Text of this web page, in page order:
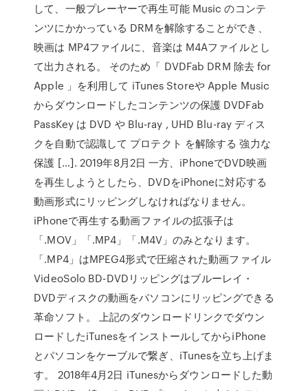
して、一般プレーヤーで再生可能 Music のコンテ
ンツにかかっている DRMを解除することができ、
映画は MP4ファイルに、音楽は M4Aファイルとし
て出力される。 そのため「 DVDFab DRM 除去 for
Apple 」を利用して iTunes Storeや Apple Music
からダウンロードしたコンテンツの保護 DVDFab
PassKey は DVD や Blu-ray , UHD Blu-ray ディス
クを自動で認識して プロテクト を解除する 強力な
保護 […]. 2019年8月2日 一方、iPhoneでDVD映画
を再生しようとしたら、DVDをiPhoneに対応する
動画形式にリッピングしなければなりません。
iPhoneで再生する動画ファイルの拡張子は
「.MOV」「.MP4」「.M4V」のみとなります。
「.MP4」はMPEG4形式で圧縮された動画ファイル
VideoSolo BD-DVDリッピングはブルーレイ・
DVDディスクの動画をパソコンにリッピングできる
革命ソフト。 上記のダウンロードリンクでダウン
ロードしたiTunesをインストールしてからiPhone
とパソコンをケーブルで繋ぎ、iTunesを立ち上げま
す。 2018年4月2日 iTunesからダウンロードした動